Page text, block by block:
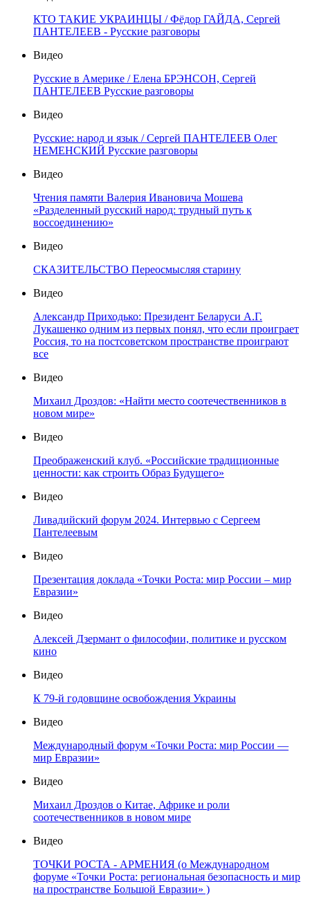
КТО ТАКИЕ УКРАИНЦЫ / Фёдор ГАЙДА, Сергей
ПАНТЕЛЕЕВ - Русские разговоры
Видео
Русские в Америке / Елена БРЭНСОН, Сергей
ПАНТЕЛЕЕВ Русские разговоры
Видео
Русские: народ и язык / Сергей ПАНТЕЛЕЕВ Олег
НЕМЕНСКИЙ Русские разговоры
Видео
Чтения памяти Валерия Ивановича Мошева
«Разделенный русский народ: трудный путь к
воссоединению»
Видео
СКАЗИТЕЛЬСТВО Переосмысляя старину
Видео
Александр Приходько: Президент Беларуси А.Г.
Лукашенко одним из первых понял, что если проиграет
Россия, то на постсоветском пространстве проиграют
все
Видео
Михаил Дроздов: «Найти место соотечественников в
новом мире»
Видео
Преображенский клуб. «Российские традиционные
ценности: как строить Образ Будущего»
Видео
Ливадийский форум 2024. Интервью с Сергеем
Пантелеевым
Видео
Презентация доклада «Точки Роста: мир России – мир
Евразии»
Видео
Алексей Дзермант о философии, политике и русском
кино
Видео
К 79-й годовщине освобождения Украины
Видео
Международный форум «Точки Роста: мир России —
мир Евразии»
Видео
Михаил Дроздов о Китае, Африке и роли
соотечественников в новом мире
Видео
ТОЧКИ РОСТА - АРМЕНИЯ (о Международном
форуме «Точки Роста: региональная безопасность и мир
на пространстве Большой Евразии» )